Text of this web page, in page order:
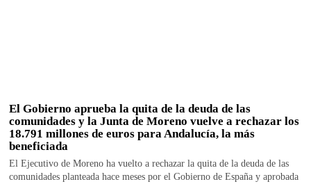
El Gobierno aprueba la quita de la deuda de las
comunidades y la Junta de Moreno vuelve a rechazar los
18.791 millones de euros para Andalucía, la más
beneficiada
El Ejecutivo de Moreno ha vuelto a rechazar la quita de la deuda de las
comunidades planteada hace meses por el Gobierno de España y aprobada